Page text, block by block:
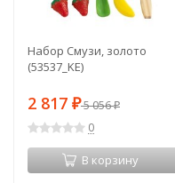
Набор Смузи, золото
(53537_KE)
2 817 ₽5 056₽
0
В корзину